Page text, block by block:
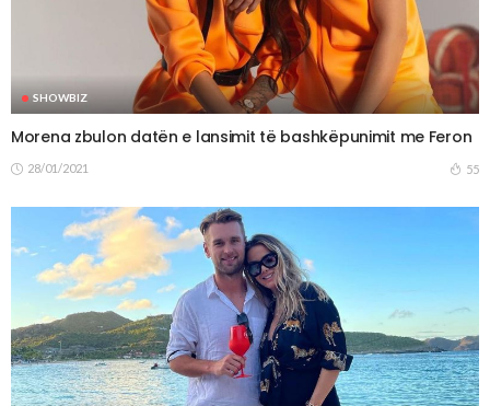
SHOWBIZ
Morena zbulon datën e lansimit të bashkëpunimit me Feron
28/01/2021 55